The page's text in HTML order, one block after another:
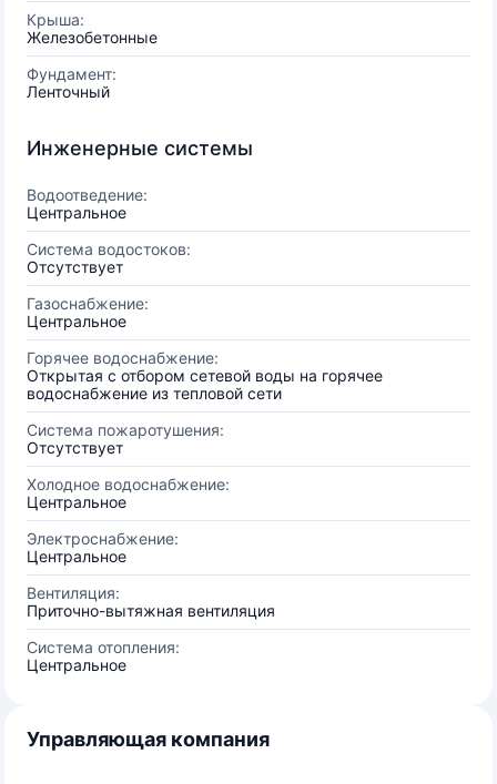
Крыша:
Железобетонные
Фундамент:
Ленточный
Инженерные системы
Водоотведение:
Центральное
Система водостоков:
Отсутствует
Газоснабжение:
Центральное
Горячее водоснабжение:
Открытая с отбором сетевой воды на горячее
водоснабжение из тепловой сети
Система пожаротушения:
Отсутствует
Холодное водоснабжение:
Центральное
Электроснабжение:
Центральное
Вентиляция:
Приточно-вытяжная вентиляция
Система отопления:
Центральное
Управляющая компания